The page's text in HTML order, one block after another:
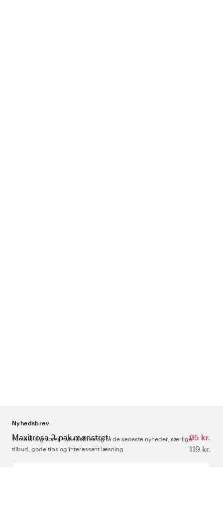
Maxitrosa 3-pak mønstret
95 kr.
119 kr.
Nyhedsbrev
Tilmeld dig vores nyhedsbrev og få de seneste nyheder, særlige
tilbud, gode tips og interessant læsning
Indtast din e-mailadresse